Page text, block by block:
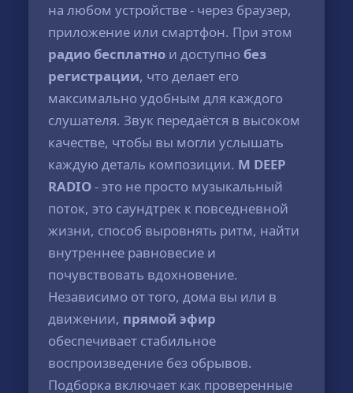
на любом устройстве - через браузер,
приложение или смартфон. При этом
радио бесплатно и доступнобез
регистрации, что делает его
максимально удобным для каждого
слушателя. Звук передаётся в высоком
качестве, чтобы вы могли услышать
каждую деталь композиции. M DEEP
RADIO- это не просто музыкальный
поток, это саундтрек к повседневной
жизни, способ выровнять ритм, найти
внутреннее равновесие и
почувствовать вдохновение.
Независимо от того, дома вы или в
движении, прямой эфир
обеспечивает стабильное
воспроизведение без обрывов.
Подборка включает как проверенные